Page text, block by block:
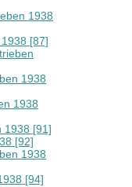
1938
[87]
1938
1938
1938 [91]
[92]
1938
[94]